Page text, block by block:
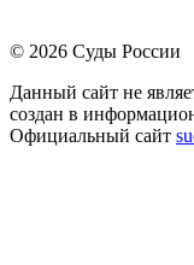
© 2026 Суды России
Данный сайт не
создан в
Официальный сайт